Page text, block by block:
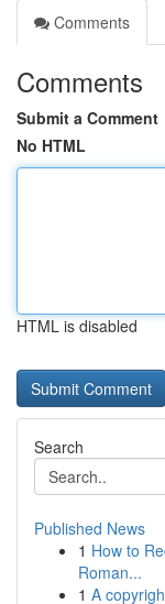
Comments
Comments
Submit a Comment
No HTML
HTML is disabled
Search
Published News
1 How to
Roman...
1 A